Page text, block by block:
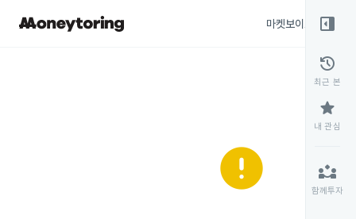
마켓보이스
error
right_panel_open
history
최근 본
star
내 관심
partner_exchange
함께투자